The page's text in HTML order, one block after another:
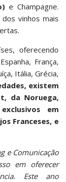
e Champagne.
vinhos mais
oferecendo
França,
Itália, Grécia,
existem
da Noruega,
em
Franceses, e
e Comunicação
em oferecer
Este ano